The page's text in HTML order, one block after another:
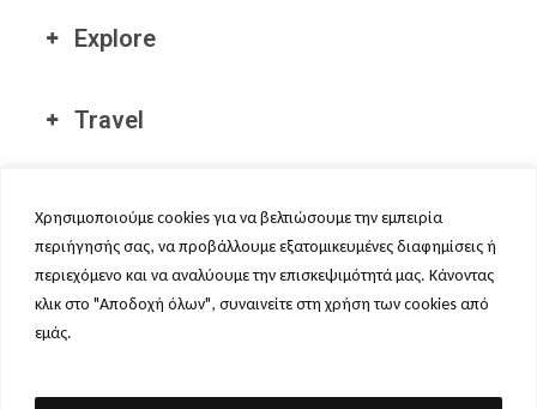
Χρησιμοποιούμε cookies για να βελτιώσουμε την εμπειρία
περιήγησής σας, να προβάλλουμε εξατομικευμένες διαφημίσεις ή
περιεχόμενο και να αναλύουμε την επισκεψιμότητά μας. Κάνοντας
κλικ στο "Αποδοχή όλων", συναινείτε στη χρήση των cookies από
εμάς.
Explore
Travel